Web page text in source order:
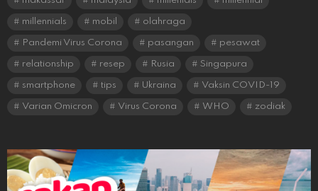
millennials mobil olahraga
Pandemi Virus Corona pasangan pesawat
relationship resep Rusia Singapura
smartphone tips Ukraina Vaksin COVID-19
Varian Omicron Virus Corona WHO zodiak